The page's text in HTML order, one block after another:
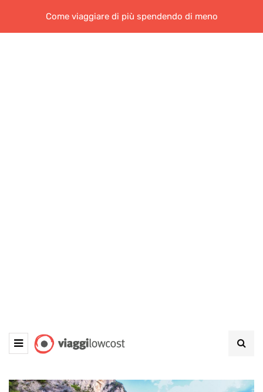
Come viaggiare di più spendendo di meno